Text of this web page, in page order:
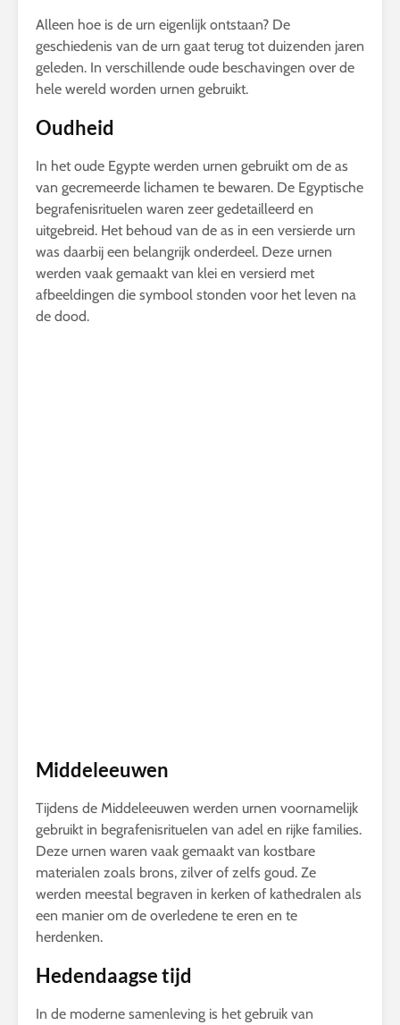
Alleen hoe is de urn eigenlijk ontstaan? De
geschiedenis van de urn gaat terug tot duizenden jaren
geleden. In verschillende oude beschavingen over de
hele wereld worden urnen gebruikt.
Oudheid
In het oude Egypte werden urnen gebruikt om de as
van gecremeerde lichamen te bewaren. De Egyptische
begrafenisrituelen waren zeer gedetailleerd en
uitgebreid. Het behoud van de as in een versierde urn
was daarbij een belangrijk onderdeel. Deze urnen
werden vaak gemaakt van klei en versierd met
afbeeldingen die symbool stonden voor het leven na
de dood.
Middeleeuwen
Tijdens de Middeleeuwen werden urnen voornamelijk
gebruikt in begrafenisrituelen van adel en rijke families.
Deze urnen waren vaak gemaakt van kostbare
materialen zoals brons, zilver of zelfs goud. Ze
werden meestal begraven in kerken of kathedralen als
een manier om de overledene te eren en te
herdenken.
Hedendaagse tijd
In de moderne samenleving is het gebruik van